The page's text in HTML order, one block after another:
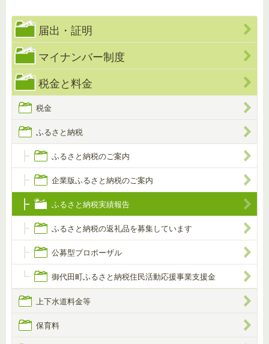
届出・証明
マイナンバー制度
税金と料金
税金
ふるさと納税
ふるさと納税のご案内
企業版ふるさと納税のご案内
ふるさと納税実績報告
ふるさと納税の返礼品を募集しています
公募型プロポーザル
御代田町ふるさと納税住民活動応援事業支援金
上下水道料金等
保育料